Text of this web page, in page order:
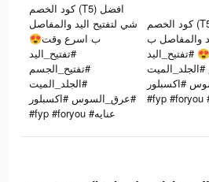
كود الخصم (T5) افضل
شي لتفتيح اليد والمفاصل
ب اسرع وقت😍
#تفتيح_اليد
#تفتيح_الجسم
#الجلد_الميت
#عرق_السوس #اكسبلور
#fyp #foryou #عنايه
كود الخصم (T5) افضل شي
والمفاصل ب
#تفتيح_اليد
#اكسبلور